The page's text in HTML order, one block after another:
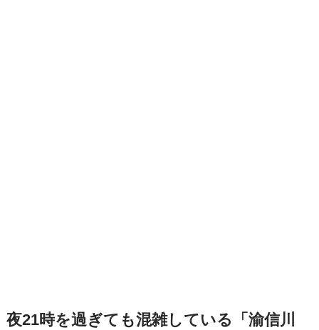
夜21時を過ぎても混雑している「渝信川